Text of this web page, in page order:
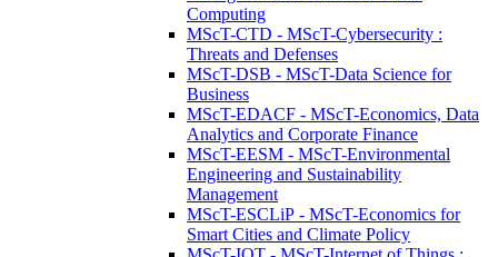
Computing
MScT-CTD - MScT-Cybersecurity :
Threats and Defenses
MScT-DSB - MScT-Data Science for
Business
MScT-EDACF - MScT-Economics, Data
Analytics and Corporate Finance
MScT-EESM - MScT-Environmental
Engineering and Sustainability
Management
MScT-ESCLiP - MScT-Economics for
Smart Cities and Climate Policy